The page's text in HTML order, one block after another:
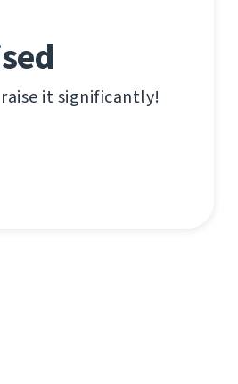
it significantly!